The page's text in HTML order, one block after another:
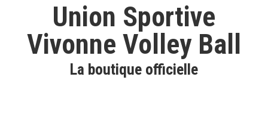
Union Sportive
Vivonne Volley Ball
La boutique officielle